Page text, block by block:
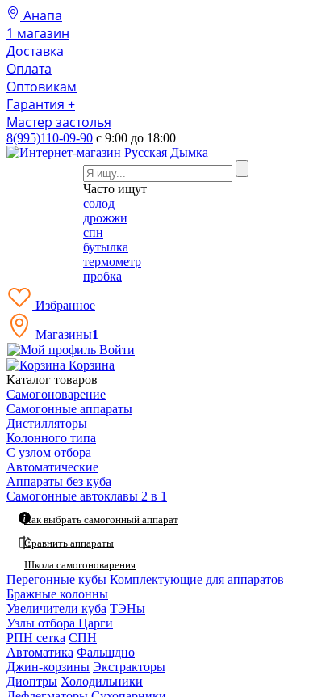
Анапа
1 магазин
Доставка
Оплата
Оптовикам
Гарантия +
Мастер застолья
8(995)110-09-90 с 9:00 до 18:00
Часто ищут
солод
дрожжи
спн
бутылка
термометр
пробка
Избранное
Магазины1
Войти
Корзина
Каталог товаров
Самогоноварение
Самогонные аппараты
Дистилляторы
Колонного типа
С узлом отбора
Автоматические
Аппараты без куба
Самогонные автоклавы 2 в 1
Как выбрать самогонный аппарат
Сравнить аппараты
Школа самогоноварения
Перегонные кубы Комплектующие для аппаратов
Бражные колонны
Увеличители куба ТЭНы
Узлы отбора Царги
РПН сетка СПН
Автоматика Фальшдно
Джин-корзины Экстракторы
Диоптры Холодильники